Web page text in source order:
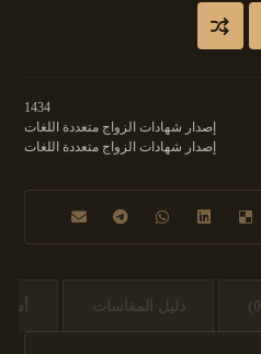
1434
إصدار شهادات الزواج متعددة اللغات
إصدار شهادات الزواج متعددة اللغات
دليل المقاسات